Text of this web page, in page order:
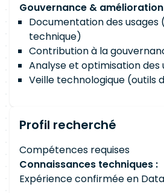
Gouvernance &
Documentation des
technique)
Contribution à la
Analyse et optimisation des
Veille technologique (outils
Profil recherché
Compétences requises
Connaissances techniques :
Expérience confirmée en